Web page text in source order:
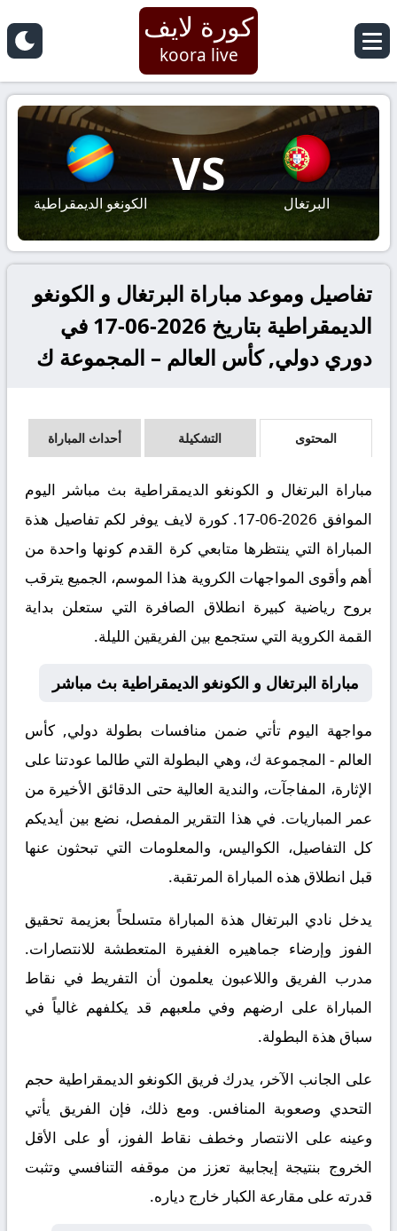
كورة لايف
koora live
البرتغال
VS
الكونغو الديمقراطية
تفاصيل وموعد مباراة البرتغال و الكونغو
الديمقراطية بتاريخ 2026-06-17 في
دوري دولي, كأس العالم – المجموعة ك
المحتوى التشكيلة أحداث المباراة
مباراة البرتغال و الكونغو الديمقراطية بث مباشر اليوم
الموافق 2026-06-17. كورة لايف يوفر لكم تفاصيل هذة
المباراة التي ينتظرها متابعي كرة القدم كونها واحدة من
أهم وأقوى المواجهات الكروية هذا الموسم، الجميع يترقب
بروح رياضية كبيرة انطلاق الصافرة التي ستعلن بداية
القمة الكروية التي ستجمع بين الفريقين الليلة.
مباراة البرتغال و الكونغو الديمقراطية بث مباشر
مواجهة اليوم تأتي ضمن منافسات بطولة دولي, كأس
العالم - المجموعة ك، وهي البطولة التي طالما عودتنا على
الإثارة، المفاجآت، والندية العالية حتى الدقائق الأخيرة من
عمر المباريات. في هذا التقرير المفصل، نضع بين أيديكم
كل التفاصيل، الكواليس، والمعلومات التي تبحثون عنها
قبل انطلاق هذه المباراة المرتقبة.
يدخل نادي البرتغال هذة المباراة متسلحاً بعزيمة تحقيق
الفوز وإرضاء جماهيره الغفيرة المتعطشة للانتصارات.
مدرب الفريق واللاعبون يعلمون أن التفريط في نقاط
المباراة على ارضهم وفي ملعبهم قد يكلفهم غالياً في
سباق هذة البطولة.
على الجانب الآخر، يدرك فريق الكونغو الديمقراطية حجم
التحدي وصعوبة المنافس. ومع ذلك، فإن الفريق يأتي
وعينه على الانتصار وخطف نقاط الفوز، أو على الأقل
الخروج بنتيجة إيجابية تعزز من موقفه التنافسي وتثبت
قدرته على مقارعة الكبار خارج دياره.